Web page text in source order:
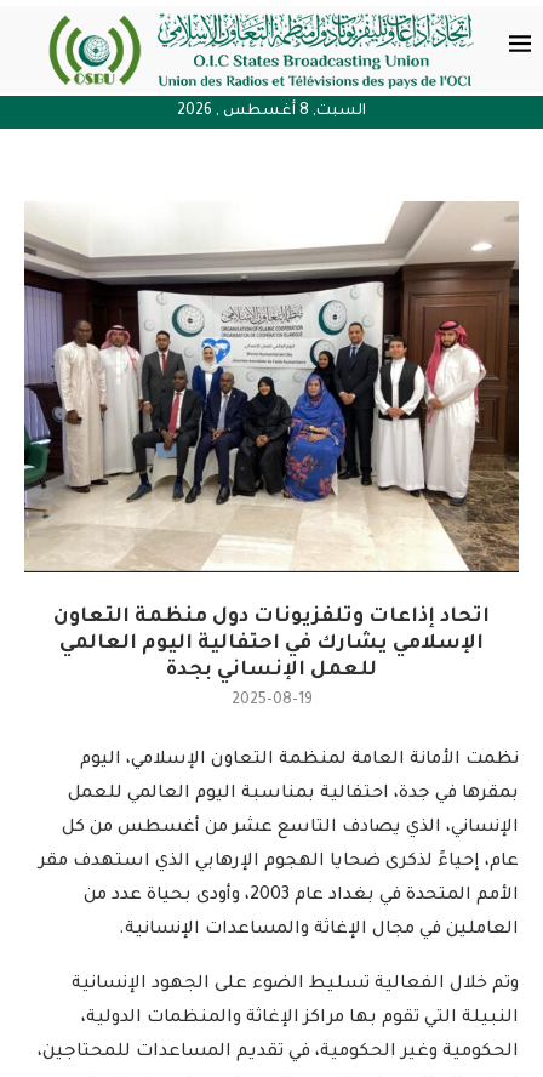
السبت, 8 أغسطس , 2026
اتحاد إذاعات وتلفزيونات دول منظمة التعاون
الإسلامي يشارك في احتفالية اليوم العالمي
للعمل الإنساني بجدة
2025-08-19
نظمت الأمانة العامة لمنظمة التعاون الإسلامي، اليوم
بمقرها في جدة، احتفالية بمناسبة اليوم العالمي للعمل
الإنساني، الذي يصادف التاسع عشر من أغسطس من كل
عام، إحياءً لذكرى ضحايا الهجوم الإرهابي الذي استهدف مقر
الأمم المتحدة في بغداد عام 2003، وأودى بحياة عدد من
العاملين في مجال الإغاثة والمساعدات الإنسانية.
وتم خلال الفعالية تسليط الضوء على الجهود الإنسانية
النبيلة التي تقوم بها مراكز الإغاثة والمنظمات الدولية،
الحكومية وغير الحكومية، في تقديم المساعدات للمحتاجين،